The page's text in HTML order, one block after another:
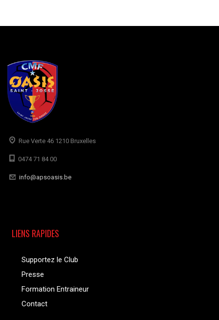
Rue Verte 46 1210 Bruxelles
0474 71 84 00
info@apsoasis.be
LIENS RAPIDES
Supportez le Club
Presse
Formation Entraineur
Contact